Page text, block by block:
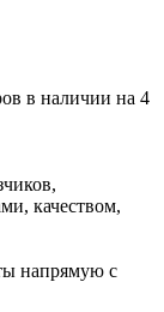
в наличии на 4
качеством,
напрямую с